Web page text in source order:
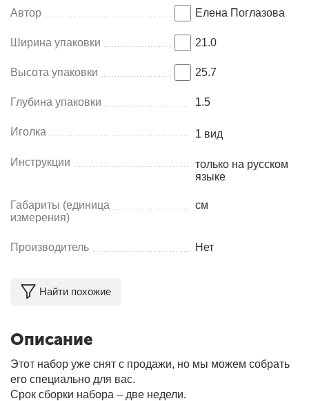
Автор Елена Поглазова
Ширина упаковки 21.0
Высота упаковки 25.7
Глубина упаковки 1.5
Иголка 1 вид
Инструкции
только на русском
языке
Габариты (единица
измерения)
см
Производитель Нет
Найти похожие
Описание
Этот набор уже снят с продажи, но мы можем собрать
его специально для вас.
Срок сборки набора – две недели.